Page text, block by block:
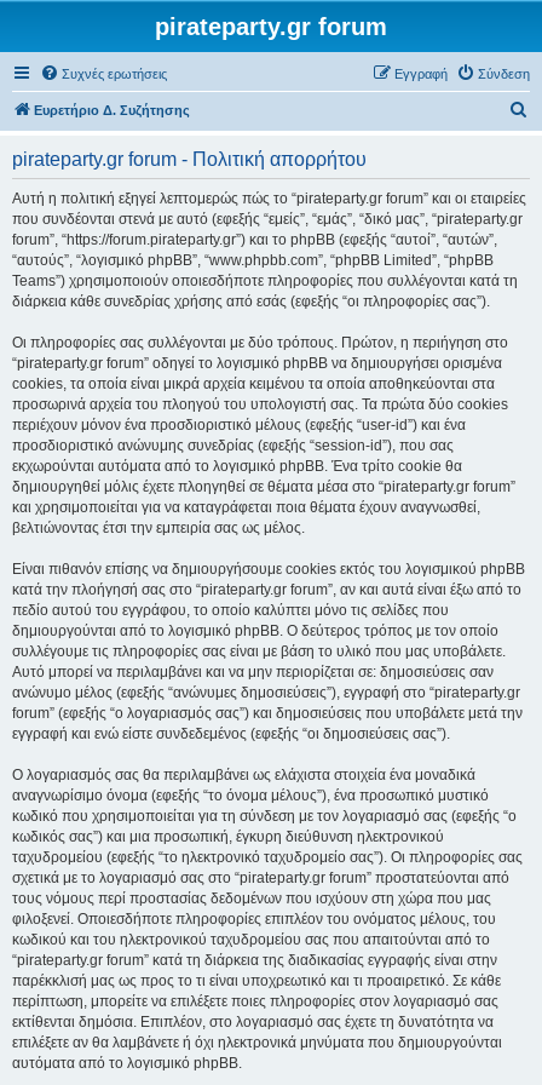
pirateparty.gr forum
Συχνές ερωτήσεις Σύνδεση
Εγγραφή
Ευρετήριο Δ. Συζήτησης
pirateparty.gr forum - Πολιτική απορρήτου
Αυτή η πολιτική εξηγεί λεπτομερώς πώς το “pirateparty.gr forum” και οι εταιρείες
που συνδέονται στενά με αυτό (εφεξής “εμείς”, “εμάς”, “δικό μας”, “pirateparty.gr
forum”, “https://forum.pirateparty.gr”) και το phpBB (εφεξής “αυτοί”, “αυτών”,
“αυτούς”, “λογισμικό phpBB”, “www.phpbb.com”, “phpBB Limited”, “phpBB
Teams”) χρησιμοποιούν οποιεσδήποτε πληροφορίες που συλλέγονται κατά τη
διάρκεια κάθε συνεδρίας χρήσης από εσάς (εφεξής “οι πληροφορίες σας”).
Οι πληροφορίες σας συλλέγονται με δύο τρόπους. Πρώτον, η περιήγηση στο
“pirateparty.gr forum” οδηγεί το λογισμικό phpBB να δημιουργήσει ορισμένα
cookies, τα οποία είναι μικρά αρχεία κειμένου τα οποία αποθηκεύονται στα
προσωρινά αρχεία του πλοηγού του υπολογιστή σας. Τα πρώτα δύο cookies
περιέχουν μόνον ένα προσδιοριστικό μέλους (εφεξής “user-id”) και ένα
προσδιοριστικό ανώνυμης συνεδρίας (εφεξής “session-id”), που σας
εκχωρούνται αυτόματα από το λογισμικό phpBB. Ένα τρίτο cookie θα
δημιουργηθεί μόλις έχετε πλοηγηθεί σε θέματα μέσα στο “pirateparty.gr forum”
και χρησιμοποιείται για να καταγράφεται ποια θέματα έχουν αναγνωσθεί,
βελτιώνοντας έτσι την εμπειρία σας ως μέλος.
Είναι πιθανόν επίσης να δημιουργήσουμε cookies εκτός του λογισμικού phpBB
κατά την πλοήγησή σας στο “pirateparty.gr forum”, αν και αυτά είναι έξω από το
πεδίο αυτού του εγγράφου, το οποίο καλύπτει μόνο τις σελίδες που
δημιουργούνται από το λογισμικό phpBB. Ο δεύτερος τρόπος με τον οποίο
συλλέγουμε τις πληροφορίες σας είναι με βάση το υλικό που μας υποβάλετε.
Αυτό μπορεί να περιλαμβάνει και να μην περιορίζεται σε: δημοσιεύσεις σαν
ανώνυμο μέλος (εφεξής “ανώνυμες δημοσιεύσεις”), εγγραφή στο “pirateparty.gr
forum” (εφεξής “ο λογαριασμός σας”) και δημοσιεύσεις που υποβάλετε μετά την
εγγραφή και ενώ είστε συνδεδεμένος (εφεξής “οι δημοσιεύσεις σας”).
Ο λογαριασμός σας θα περιλαμβάνει ως ελάχιστα στοιχεία ένα μοναδικά
αναγνωρίσιμο όνομα (εφεξής “το όνομα μέλους”), ένα προσωπικό μυστικό
κωδικό που χρησιμοποιείται για τη σύνδεση με τον λογαριασμό σας (εφεξής “ο
κωδικός σας”) και μια προσωπική, έγκυρη διεύθυνση ηλεκτρονικού
ταχυδρομείου (εφεξής “το ηλεκτρονικό ταχυδρομείο σας”). Οι πληροφορίες σας
σχετικά με το λογαριασμό σας στο “pirateparty.gr forum” προστατεύονται από
τους νόμους περί προστασίας δεδομένων που ισχύουν στη χώρα που μας
φιλοξενεί. Οποιεσδήποτε πληροφορίες επιπλέον του ονόματος μέλους, του
κωδικού και του ηλεκτρονικού ταχυδρομείου σας που απαιτούνται από το
“pirateparty.gr forum” κατά τη διάρκεια της διαδικασίας εγγραφής είναι στην
παρέκκλισή μας ως προς το τι είναι υποχρεωτικό και τι προαιρετικό. Σε κάθε
περίπτωση, μπορείτε να επιλέξετε ποιες πληροφορίες στον λογαριασμό σας
εκτίθενται δημόσια. Επιπλέον, στο λογαριασμό σας έχετε τη δυνατότητα να
επιλέξετε αν θα λαμβάνετε ή όχι ηλεκτρονικά μηνύματα που δημιουργούνται
αυτόματα από το λογισμικό phpBB.